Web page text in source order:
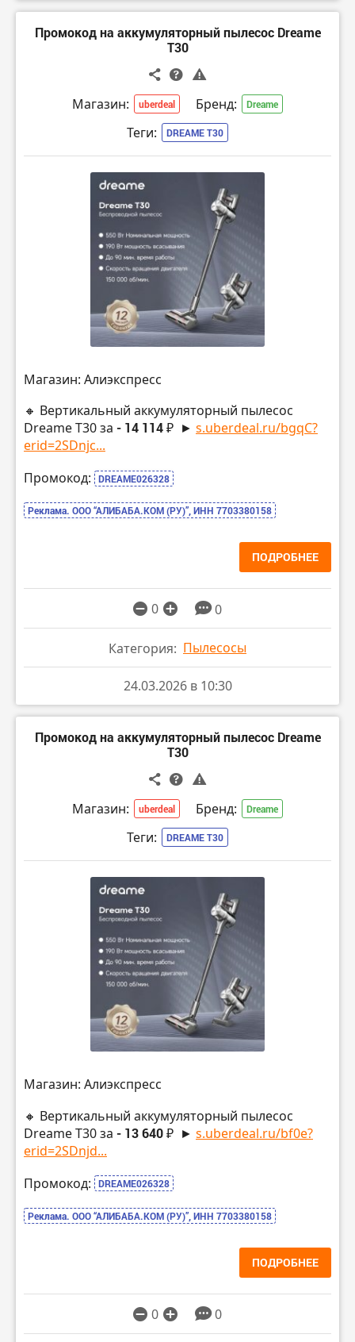
Промокод на аккумуляторный пылесос Dreame
T30
Магазин: uberdeal Бренд: Dreame
Теги: DREAME T30
Магазин: Алиэкспресс
🔸 Вертикальный аккумуляторный пылесос
Dreame T30 за - 14 114 ₽ ► s.uberdeal.ru/bgqC?
erid=2SDnjc...
Промокод:
DREAME026328
Реклама. ООО “АЛИБАБА.КОМ (РУ)”, ИНН 7703380158
ПОДРОБНЕЕ
0 0
Категория: Пылесосы
24.03.2026 в 10:30
Промокод на аккумуляторный пылесос Dreame
T30
Магазин: uberdeal Бренд: Dreame
Теги: DREAME T30
Магазин: Алиэкспресс
🔸 Вертикальный аккумуляторный пылесос
Dreame T30 за - 13 640 ₽ ► s.uberdeal.ru/bf0e?
erid=2SDnjd...
Промокод:
DREAME026328
Реклама. ООО “АЛИБАБА.КОМ (РУ)”, ИНН 7703380158
ПОДРОБНЕЕ
0 0